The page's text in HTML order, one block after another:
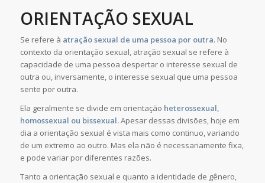
ORIENTAÇÃO SEXUAL
Se refere à atração sexual de uma pessoa por outra. No
contexto da orientação sexual, atração sexual se refere à
capacidade de uma pessoa despertar o interesse sexual de
outra ou, inversamente, o interesse sexual que uma pessoa
sente por outra.
Ela geralmente se divide em orientação heterossexual,
homossexual ou bissexual.Apesar dessas divisões, hoje em
dia a orientação sexual é vista mais como continuo, variando
de um extremo ao outro. Mas ela não é necessariamente fixa,
e pode variar por diferentes razões.
Tanto a orientação sexual e quanto a identidade de gênero,